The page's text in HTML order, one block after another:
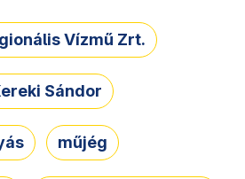
Vízmű Zrt.
Sándor
műjég